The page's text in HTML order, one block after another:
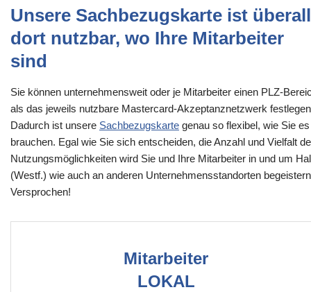
Unsere Sachbezugskarte ist überall
dort nutzbar, wo Ihre Mitarbeiter
sind
Sie können unternehmensweit oder je Mitarbeiter einen PLZ-
als das jeweils nutzbare Mastercard-Akzeptanznetzwerk
Dadurch ist unsere Sachbezugskarte genau so flexibel, wie Sie es
brauchen. Egal wie Sie sich entscheiden, die Anzahl und Vielfalt
Nutzungsmöglichkeiten wird Sie und Ihre Mitarbeiter in und um
(Westf.) wie auch an anderen Unternehmensstandorten
Versprochen!
Mitarbeiter
LOKAL